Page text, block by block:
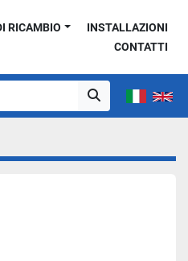
RICAMBIO
INSTALLAZIONI
CONTATTI